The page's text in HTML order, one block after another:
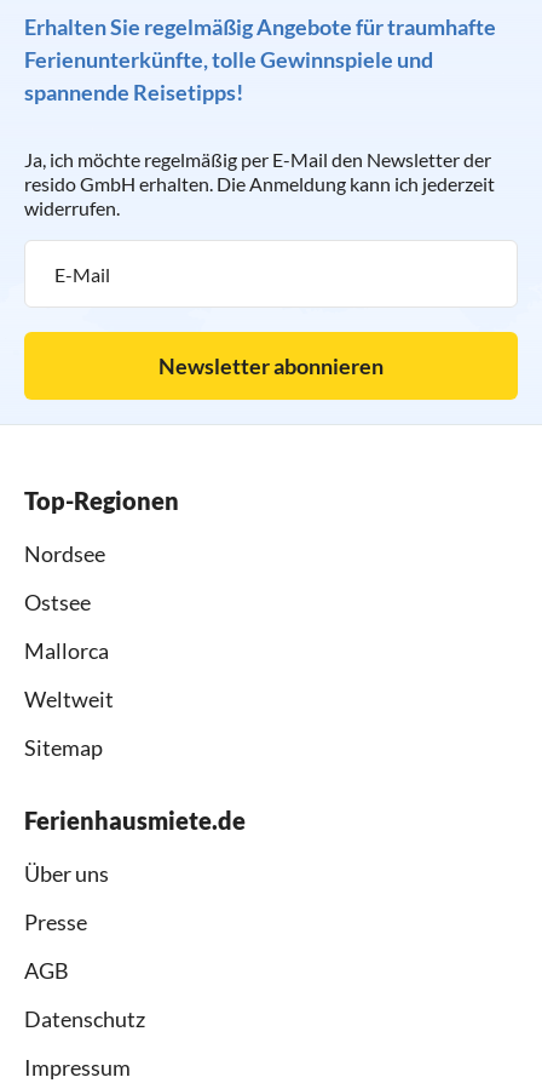
Erhalten Sie regelmäßig Angebote für traumhafte
Ferienunterkünfte, tolle Gewinnspiele und
spannende Reisetipps!
Ja, ich möchte regelmäßig per E-Mail den Newsletter der
resido GmbH erhalten. Die Anmeldung kann ich jederzeit
widerrufen.
Newsletter abonnieren
Top-Regionen
Nordsee
Ostsee
Mallorca
Weltweit
Sitemap
Ferienhausmiete.de
Über uns
Presse
AGB
Datenschutz
Impressum